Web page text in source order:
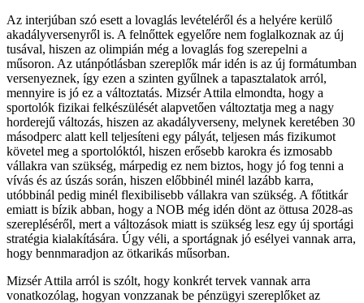
Az interjúban szó esett a lovaglás levételéről és a helyére kerülő
akadályversenyről is. A felnőttek egyelőre nem foglalkoznak az új
tusával, hiszen az olimpián még a lovaglás fog szerepelni a
műsoron. Az utánpótlásban szereplők már idén is az új formátumban
versenyeznek, így ezen a szinten gyűlnek a tapasztalatok arról,
mennyire is jó ez a változtatás. Mizsér Attila elmondta, hogy a
sportolók fizikai felkészülését alapvetően változtatja meg a nagy
horderejű változás, hiszen az akadályverseny, melynek keretében 30
másodperc alatt kell teljesíteni egy pályát, teljesen más fizikumot
követel meg a sportolóktól, hiszen erősebb karokra és izmosabb
vállakra van szükség, márpedig ez nem biztos, hogy jó fog tenni a
vívás és az úszás során, hiszen előbbinél minél lazább karra,
utóbbinál pedig minél flexibilisebb vállakra van szükség. A főtitkár
emiatt is bízik abban, hogy a NOB még idén dönt az öttusa 2028-as
szerepléséről, mert a változások miatt is szükség lesz egy új sportági
stratégia kialakítására. Úgy véli, a sportágnak jó esélyei vannak arra,
hogy bennmaradjon az ötkarikás műsorban.
Mizsér Attila arról is szólt, hogy konkrét tervek vannak arra
vonatkozólag, hogyan vonzzanak be pénzügyi szereplőket az